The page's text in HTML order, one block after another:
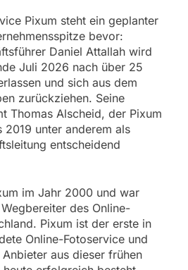
Pixum steht ein geplanter
bevor:
Daniel Attallah wird
Juli 2026 nach über 25
und sich aus dem
zurückziehen. Seine
Thomas Alscheid, der Pixum
unter anderem als
entscheidend
im Jahr 2000 und war
des Online-
Pixum ist der erste in
Online-Fotoservice und
aus dieser frühen